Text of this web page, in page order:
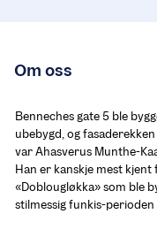
Om oss
Benneches gate 5 ble
ubebygd, og
var Ahasverus Munthe-
Han er kanskje mest
«Doblougløkka» som ble
stilmessig funkis-perioden